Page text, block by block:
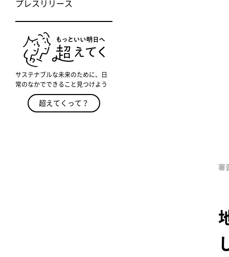
プレスリリース
サステナブルな未来のために、日
常のなかでできること見つけよう
超えてくって？
審